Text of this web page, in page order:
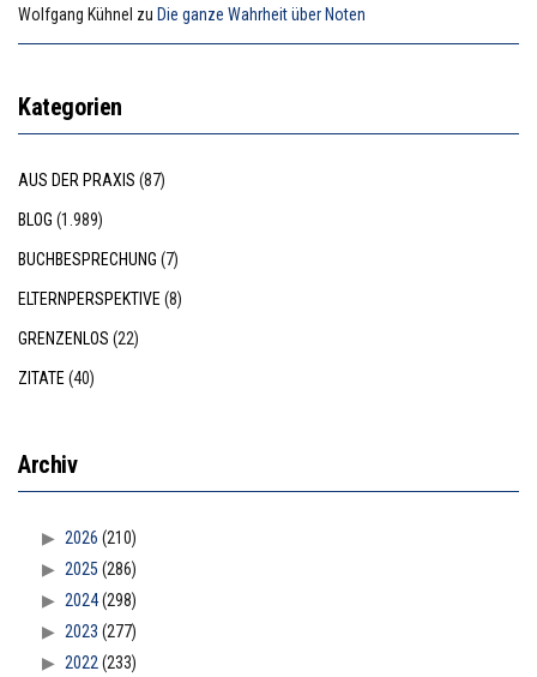
Wolfgang Kühnel zu Die ganze Wahrheit über Noten
Kategorien
AUS DER PRAXIS (87)
BLOG (1.989)
BUCHBESPRECHUNG (7)
ELTERNPERSPEKTIVE(8)
GRENZENLOS (22)
ZITATE(40)
Archiv
2026 (210)
2025 (286)
2024(298)
2023 (277)
2022(233)